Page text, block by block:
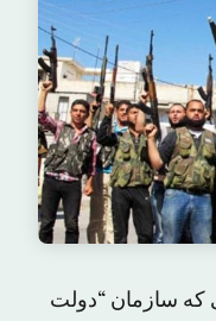
که سازمان “دولت